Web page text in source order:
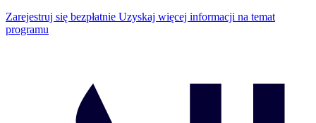
Zarejestruj się bezpłatnie Uzyskaj więcej informacji na temat
programu